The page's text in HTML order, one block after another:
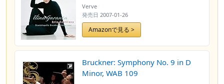
Verve
発売日 2007-01-26
Amazonで見る >
Bruckner: Symphony No. 9 in D
Minor, WAB 109